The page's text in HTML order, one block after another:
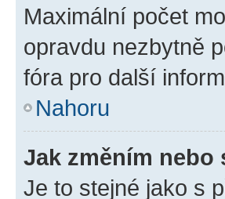
Maximální počet
opravdu nezbytně
fóra pro další
Nahoru
Jak změním nebo
Je to stejné jako s